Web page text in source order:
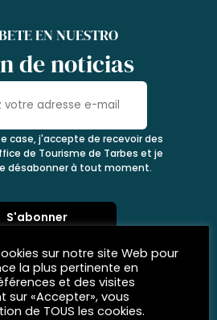
EN NUESTRO
de noticias
case, j'accepte de recevoir des
de Tourisme de Tarbes et je
désabonner à tout moment.
sur notre site Web pour
la plus pertinente en
et des visites
sur «Accepter», vous
de TOUS les cookies.